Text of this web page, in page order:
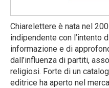
Chiarelettere è nata nel
indipendente con l’intento
informazione e di
dall’influenza di partiti,
religiosi. Forte di un
editrice ha aperto nel